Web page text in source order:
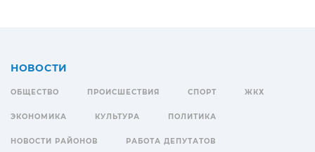
НОВОСТИ
ОБЩЕСТВО ПРОИСШЕСТВИЯ СПОРТ ЖКХ
ЭКОНОМИКА КУЛЬТУРА ПОЛИТИКА
НОВОСТИ РАЙОНОВ РАБОТА ДЕПУТАТОВ